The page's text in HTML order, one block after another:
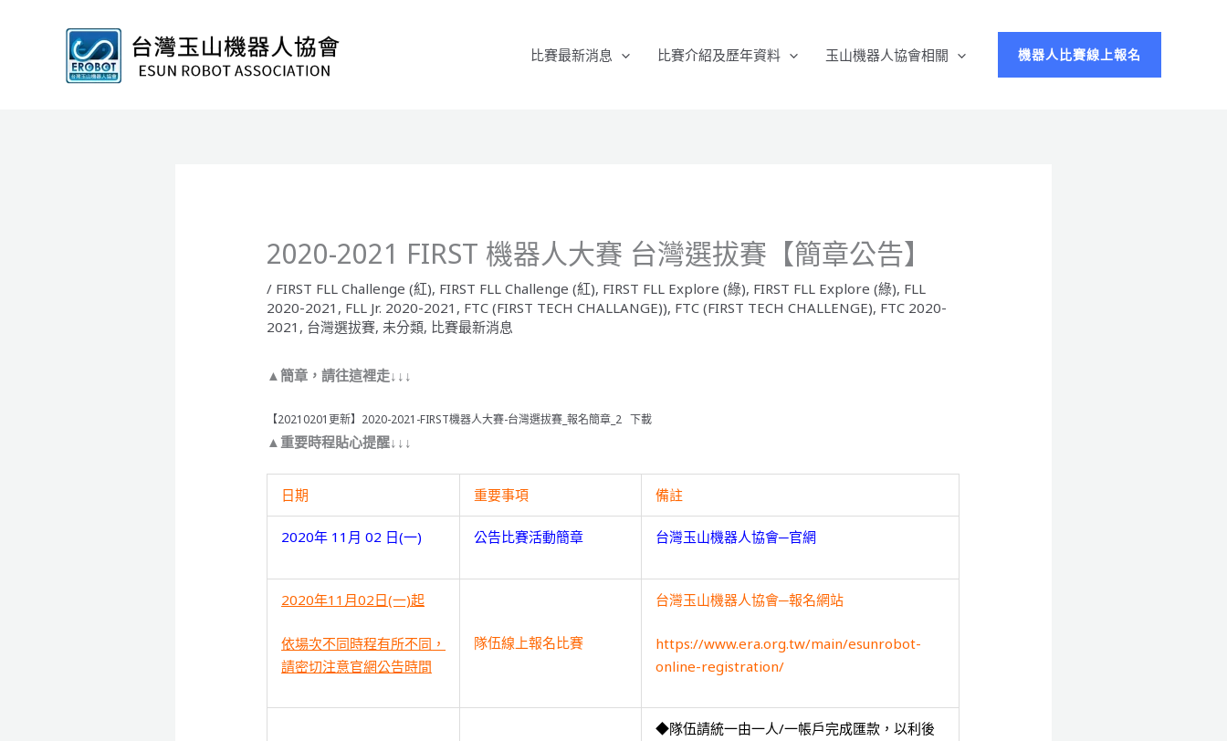
比賽最新消息 比賽介紹及歷年資料 玉山機器人協會相關 機器人比賽線上報名
2020-2021 FIRST 機器人大賽 台灣選拔賽【簡章公告】
/ FIRST FLL Challenge (紅), FIRST FLL Challenge (紅), FIRST FLL Explore (綠), FIRST FLL Explore (綠), FLL
2020-2021 , FLL Jr. 2020-2021 , FTC (FIRST TECH CHALLANGE)), FTC (FIRST TECH CHALLENGE), FTC 2020-
2021 , 台灣選拔賽, 未分類, 比賽最新消息
▲簡章，請往這裡走↓↓↓
【20210201更新】2020-2021-FIRST機器人大賽-台灣選拔賽_報名簡章_2 下載
▲重要時程貼心提醒↓↓↓
日期 重要事項 備註
2020年 11月 02 日(一) 公告比賽活動簡章 台灣玉山機器人協會─官網
2020年11月02日(一)起
依場次不同時程有所不同 ，
請密切注意官網公告時間
隊伍線上報名比賽
台灣玉山機器人協會─報名網站
https://www.era.org.tw/main/esunrobot-
online-registration/
◆隊伍請統一由一人/一帳戶完成匯款，以利後